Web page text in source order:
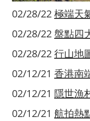
02/28/22極端天
02/28/22 盤點四
02/28/22行山地
02/12/21 香港南
02/12/21 隱世漁
02/12/21 航拍熱